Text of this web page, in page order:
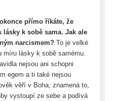
přímo říkáte, že
k sobě sama. Jak ale
narcismem? To je velké
lásky k sobě samému.
nejsou ani schopni
egem a ti také nejsou
věří v Boha, znamená to,
vystoupí ze sebe a podívá